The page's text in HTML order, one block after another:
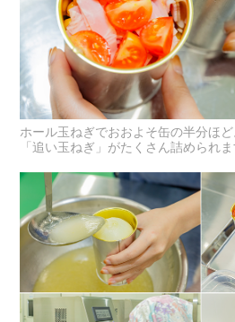
ホール玉ねぎでおおよそ缶の半分ほ
「追い玉ねぎ」がたくさん詰められ